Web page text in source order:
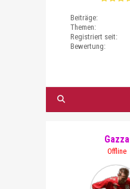
Beiträge:
Themen:
Registriert seit:
Bewertung:
Gazza
Offline